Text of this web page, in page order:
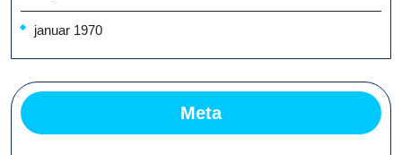
januar 1970
Meta